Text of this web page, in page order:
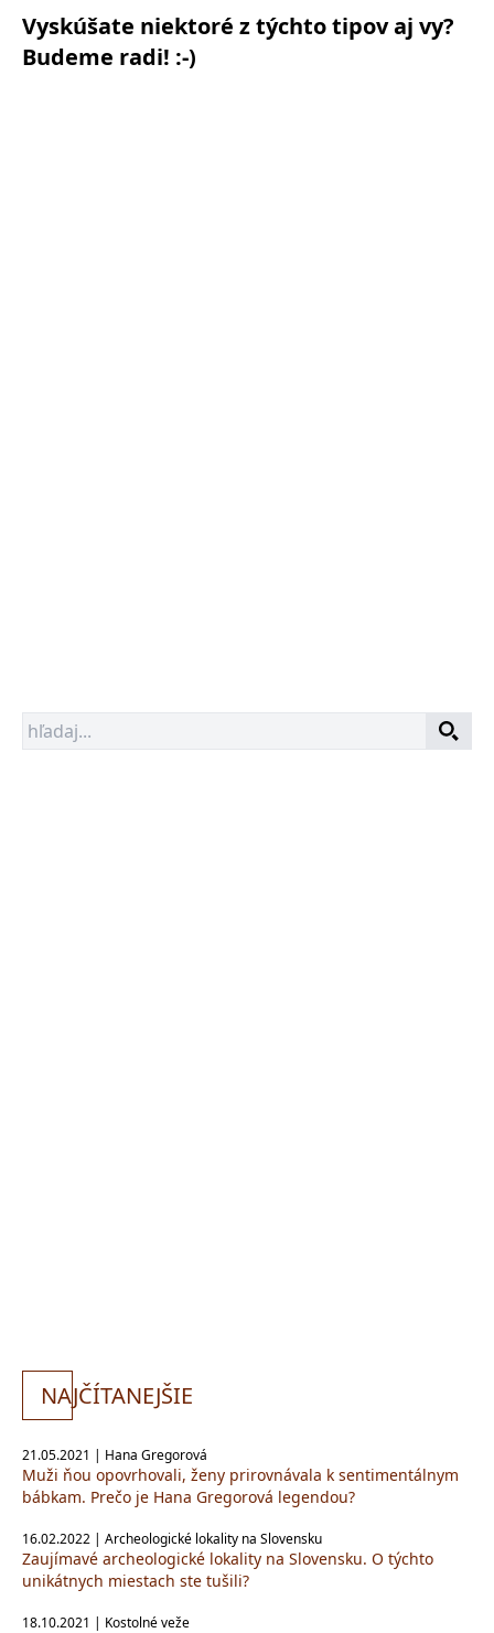
Vyskúšate niektoré z týchto tipov aj vy?
Budeme radi! :-)
NAJČÍTANEJŠIE
21.05.2021 | Hana Gregorová
Muži ňou opovrhovali, ženy prirovnávala k sentimentálnym
bábkam. Prečo je Hana Gregorová legendou?
16.02.2022 | Archeologické lokality na Slovensku
Zaujímavé archeologické lokality na Slovensku. O týchto
unikátnych miestach ste tušili?
18.10.2021 | Kostolné veže